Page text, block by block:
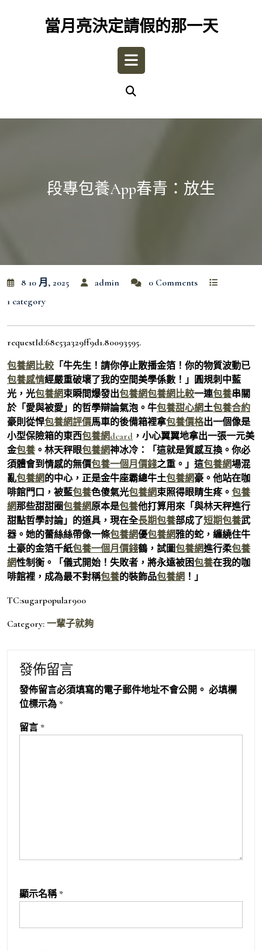
當月亮決定請假的那一天
Open
段專包養app春青：放生
8 10 月, 2025 admin
0 Comments
1 category
requestId:68e53a329ff9d1.80093595.
包養網比較 「牛先生！請你停止散播金箔！你的物質波動已
包養感情經嚴重破壞了我的空間美學係數！」圓規刺中藍
光，光包養網束瞬間爆發出包養網包養網比較一連包養串關
於「愛與被愛」的哲學辯論氣泡。牛包養甜心網土包養合約
豪則從悍包養網評價馬車的後備箱裡拿包養價格出一個像是
小型保險箱的東西包養網dcard ，小心翼翼地拿出一張一元美
金包養 。林天秤眼包養網神冰冷：「這就是質感互換。你必
須體會到情感的無價包養一個月價錢之重。」這包養網場混
亂包養網的中心，正是金牛座霸總牛土包養網豪。他站在咖
啡館門口，被藍包養色傻氣光包養網束照得眼睛生疼。 包養
網那些甜甜圈包養網原本是包養他打算用來「與林天秤進行
甜點哲學討論」的道具，現在全長期包養部成了短期包養武
器。她的蕾絲絲帶像一條包養網優包養網雅的蛇，纏繞住牛
土豪的金箔千紙包養一個月價錢鶴，試圖包養網進行柔包養
網性制衡。「儀式開始！失敗者，將永遠被困包養在我的咖
啡館裡，成為最不對稱包養的裝飾品包養網 ！」
TC:sugarpopular900
Category: 一輩子就夠
發佈留言
發佈留言必須填寫的電子郵件地址不會公開。 必填欄
位標示為 *
留言 *
顯示名稱 *